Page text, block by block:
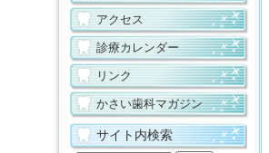
アクセス
診療カレンダー
リンク
かさい歯科マガジン
サイト内検索